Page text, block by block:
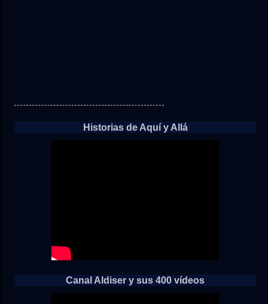
Historias de Aquí y Allá
Canal Aldiser y sus 400 vídeos